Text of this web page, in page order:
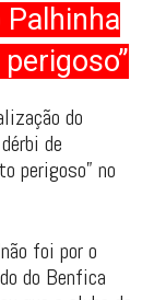
do
de
perigoso” no
foi por o
do Benfica